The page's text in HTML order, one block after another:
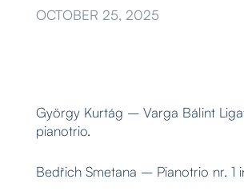
OCTOBER 25, 2025
György Kurtág – Varga Bálint
pianotrio.
Bedřich Smetana – Pianotrio nr. 1